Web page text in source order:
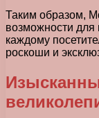
Таким образом,
возможности для
каждому
роскоши и